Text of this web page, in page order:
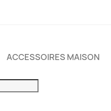
ACCESSOIRES MAISON